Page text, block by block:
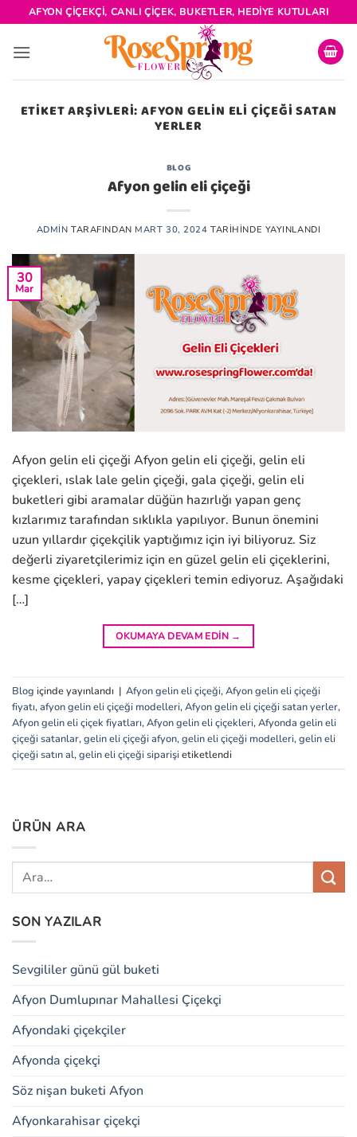
İçeriğe
atla
AFYON ÇIÇEKÇI, CANLI ÇIÇEK, BUKETLER, HEDIYE KUTULARI
ETIKET ARŞIVLERI: AFYON GELIN ELI ÇIÇEĞI SATAN
YERLER
BLOG
Afyon gelin eli çiçeği
ADMIN TARAFINDAN MART 30, 2024 TARIHINDE YAYINLANDI
30
Mar
Afyon gelin eli çiçeği Afyon gelin eli çiçeği, gelin eli
çiçekleri, ıslak lale gelin çiçeği, gala çiçeği, gelin eli
buketleri gibi aramalar düğün hazırlığı yapan genç
kızlarımız tarafından sıklıkla yapılıyor. Bunun önemini
uzun yıllardır çiçekçilik yaptığımız için iyi biliyoruz. Siz
değerli ziyaretçilerimiz için en güzel gelin eli çiçeklerini,
kesme çiçekleri, yapay çiçekleri temin ediyoruz. Aşağıdaki
[…]
OKUMAYA DEVAM EDIN →
Blog içinde yayınlandı | Afyon gelin eli çiçeği,Afyon gelin eli çiçeği
fiyatı,afyon gelin eli çiçeği modelleri,Afyon gelin eli çiçeği satan yerler,
Afyon gelin eli çiçek fiyatları,Afyon gelin eli çiçekleri,Afyonda gelin eli
çiçeği satanlar,gelin eli çiçeği afyon,gelin eli çiçeği modelleri,gelin eli
çiçeği satın al,gelin eli çiçeği siparişi etiketlendi
ÜRÜN ARA
SON YAZILAR
Sevgililer günü gül buketi
Afyon Dumlupınar Mahallesi Çiçekçi
Afyondaki çiçekçiler
Afyonda çiçekçi
Söz nişan buketi Afyon
Afyonkarahisar çiçekçi